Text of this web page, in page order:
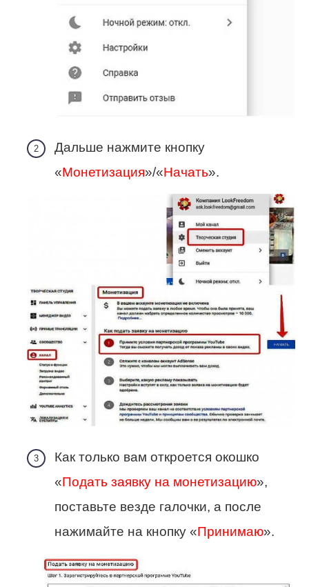
Дальше нажмите кнопку
«Монетизация»/«Начать».
Как только вам откроется окошко
«Подать заявку на монетизацию»,
поставьте везде галочки, а после
нажимайте на кнопку «Принимаю».